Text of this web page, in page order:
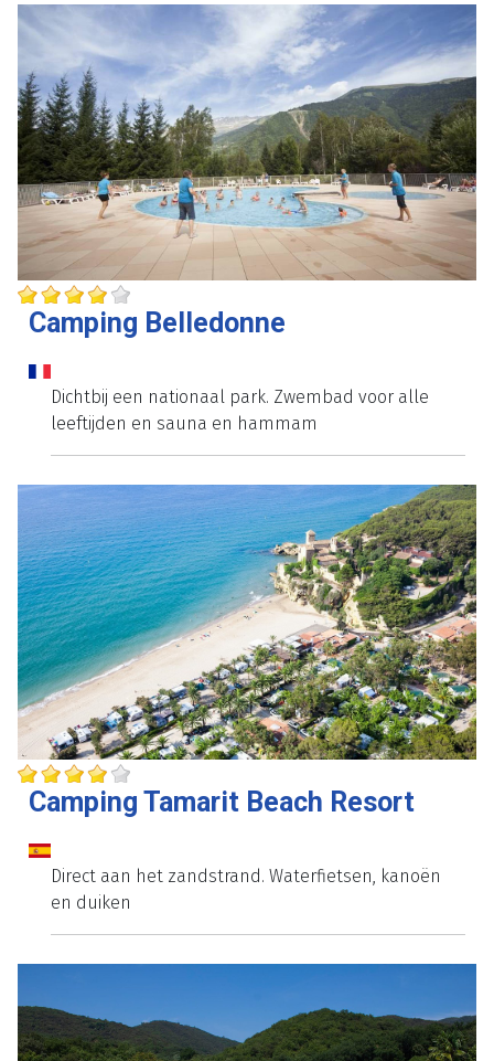
Camping Belledonne
Dichtbij een nationaal park. Zwembad voor alle
leeftijden en sauna en hammam
Camping Tamarit Beach Resort
Direct aan het zandstrand. Waterfietsen, kanoën
en duiken